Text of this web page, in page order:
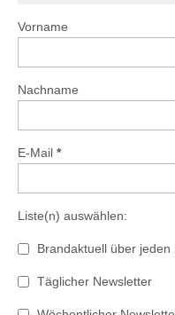
Vorname
Nachname
E-Mail *
Liste(n) auswählen:
Brandaktuell über
Täglicher Newsletter